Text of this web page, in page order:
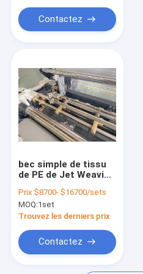
Produits
A propos de nous
Contact
Air Jet Looms
Machine de métier à
L'eau Jet Looms Spare Parts
Contactez
bec simple de tissu
de PE de Jet Weaving
de l'eau 3.4kw
Prix:$8700- $16700/sets
MOQ:1set
Trouvez les derniers prix
Contactez